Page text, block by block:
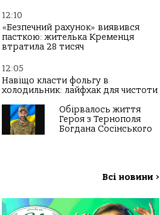
12:10
«Безпечний рахунок» виявився
пасткою: жителька Кременця
втратила 28 тисяч
12:05
Навіщо класти фольгу в
холодильник: лайфхак для чистоти
Обірвалось життя
Героя з Тернополя
Богдана Сосінського
Всі новини >